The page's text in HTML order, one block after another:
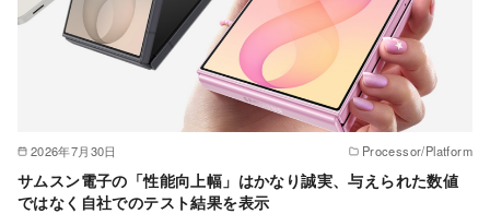
2026年7月30日 Processor/Platform
サムスン電子の「性能向上幅」はかなり誠実、与えられた数値
ではなく自社でのテスト結果を表示